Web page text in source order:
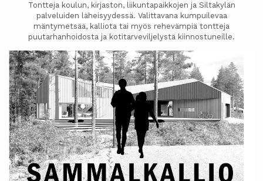
Tontteja koulun, kirjaston, liikuntapaikkojen ja Siltakylän
palveluiden läheisyydessä. Valittavana kumpuilevaa
mäntymetsää, kalliota tai myös rehevämpiä tontteja
puutarhanhoidosta ja kotitarveviljelystä kiinnostuneille.